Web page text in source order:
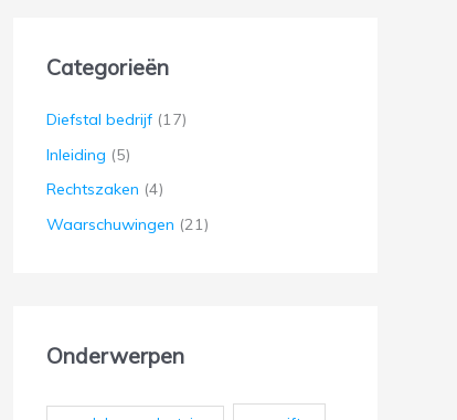
Categorieën
Diefstal bedrijf (17)
Inleiding (5)
Rechtszaken (4)
Waarschuwingen (21)
Onderwerpen